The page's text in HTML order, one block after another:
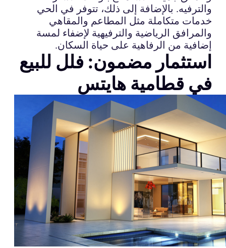
والترفيه. بالإضافة إلى ذلك، تتوفر في الحي
خدمات متكاملة مثل المطاعم والمقاهي
والمرافق الرياضية والترفيهية لإضفاء لمسة
إضافية من الرفاهية على حياة السكان.
استثمار مضمون: فلل للبيع
في قطامية هايتس